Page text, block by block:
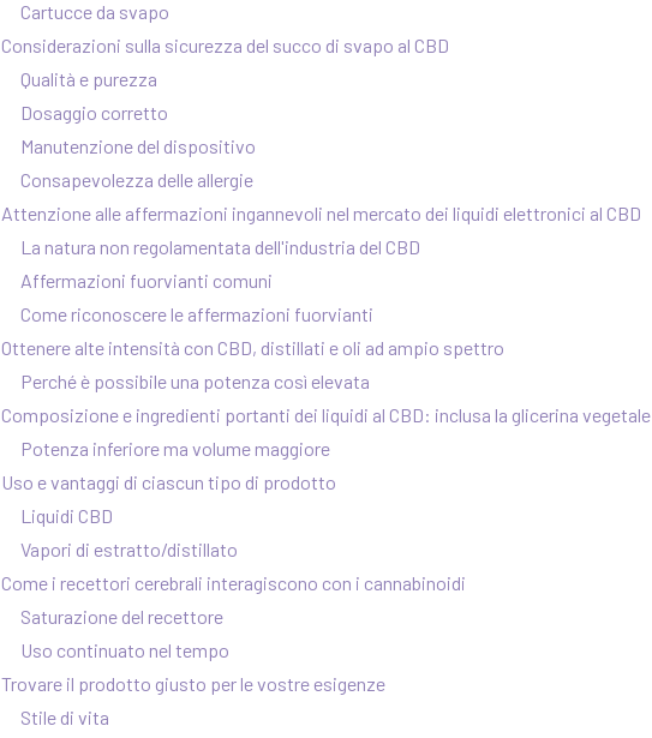
Cartucce da svapo
Considerazioni sulla sicurezza del succo di svapo al CBD
Qualità e purezza
Dosaggio corretto
Manutenzione del dispositivo
Consapevolezza delle allergie
Attenzione alle affermazioni ingannevoli nel mercato dei liquidi elettronici al CBD
La natura non regolamentata dell'industria del CBD
Affermazioni fuorvianti comuni
Come riconoscere le affermazioni fuorvianti
Ottenere alte intensità con CBD, distillati e oli ad ampio spettro
Perché è possibile una potenza così elevata
Composizione e ingredienti portanti dei liquidi al CBD: inclusa la glicerina vegetale
Potenza inferiore ma volume maggiore
Uso e vantaggi di ciascun tipo di prodotto
Liquidi CBD
Vapori di estratto/distillato
Come i recettori cerebrali interagiscono con i cannabinoidi
Saturazione del recettore
Uso continuato nel tempo
Trovare il prodotto giusto per le vostre esigenze
Stile di vita